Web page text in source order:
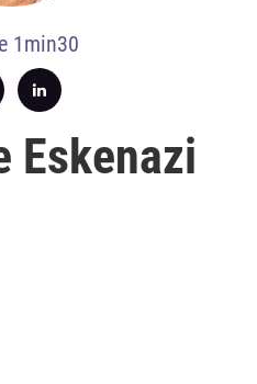
1min30
Eskenazi